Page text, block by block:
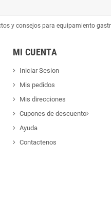
y consejos para equipamiento
MI CUENTA
Iniciar Sesion
Mis pedidos
Mis direcciones
Cupones de descuento
Ayuda
Contactenos